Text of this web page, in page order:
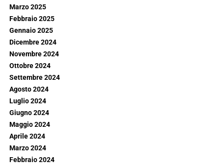
Marzo 2025
Febbraio 2025
Gennaio 2025
Dicembre 2024
Novembre 2024
Ottobre 2024
Settembre 2024
Agosto 2024
Luglio 2024
Giugno 2024
Maggio 2024
Aprile 2024
Marzo 2024
Febbraio 2024